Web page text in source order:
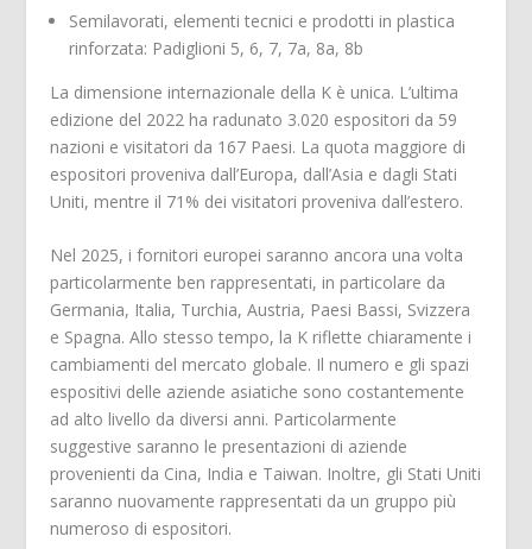
Semilavorati, elementi tecnici e prodotti in plastica
rinforzata: Padiglioni 5, 6, 7, 7a, 8a, 8b
La dimensione internazionale della K è unica. L’ultima
edizione del 2022 ha radunato 3.020 espositori da 59
nazioni e visitatori da 167 Paesi. La quota maggiore di
espositori proveniva dall’Europa, dall’Asia e dagli Stati
Uniti, mentre il 71% dei visitatori proveniva dall’estero.
Nel 2025, i fornitori europei saranno ancora una volta
particolarmente ben rappresentati, in particolare da
Germania, Italia, Turchia, Austria, Paesi Bassi, Svizzera
e Spagna. Allo stesso tempo, la K riflette chiaramente i
cambiamenti del mercato globale. Il numero e gli spazi
espositivi delle aziende asiatiche sono costantemente
ad alto livello da diversi anni. Particolarmente
suggestive saranno le presentazioni di aziende
provenienti da Cina, India e Taiwan. Inoltre, gli Stati Uniti
saranno nuovamente rappresentati da un gruppo più
numeroso di espositori.